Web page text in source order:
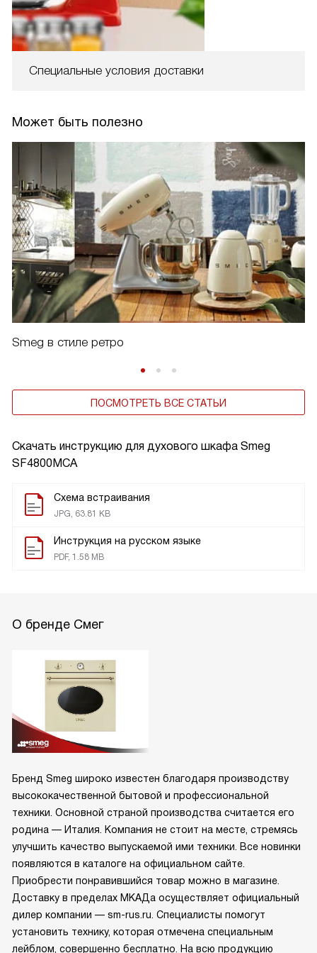
Скачать инструкцию для духового шкафа Smeg
SF4800MCA
Схема встраивания
JPG, 63.81 KB
Инструкция на русском языке
PDF, 1.58 MB
Специальные условия доставки
Может быть полезно
Smeg в стиле ретро
ПОСМОТРЕТЬ ВСЕ СТАТЬИ
О бренде Смег
Бренд Smeg широко известен благодаря производству
высококачественной бытовой и профессиональной
техники. Основной страной производства считается его
родина — Италия. Компания не стоит на месте, стремясь
улучшить качество выпускаемой ими техники. Все новинки
появляются в каталоге на официальном сайте.
Приобрести понравившийся товар можно в магазине.
Доставку в пределах МКАДа осуществляет официальный
дилер компании — sm-rus.ru. Специалисты помогут
установить технику, которая отмечена специальным
лейблом, совершенно бесплатно. На всю продукцию